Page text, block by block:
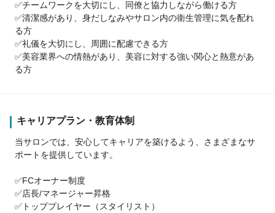
✅チームワークを大切にし、同僚と協力しながら働ける方
✅清潔感があり、身だしなみやサロン内の衛生管理に気を配れ
る方
✅礼儀を大切にし、周囲に配慮できる方
✅美容業界への情熱があり、美容に対する強い関心と熱意があ
る方
キャリアプラン・教育体制
当サロンでは、安心してキャリアを築けるよう、さまざまなサ
ポートを提供しています。
✅FCオーナー制度
✅店長/マネージャー昇格
✅トッププレイヤー（スタイリスト）